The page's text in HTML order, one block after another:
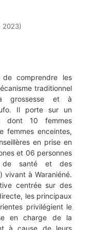
2023)
comprendre les
traditionnel
grossesse et à
Il porte sur un
dont 10 femmes
femmes enceintes,
en prise en
et 06 personnes
de santé et des
vivant à Waraniéné.
centrée sur des
les principaux
privilégient le
en charge de la